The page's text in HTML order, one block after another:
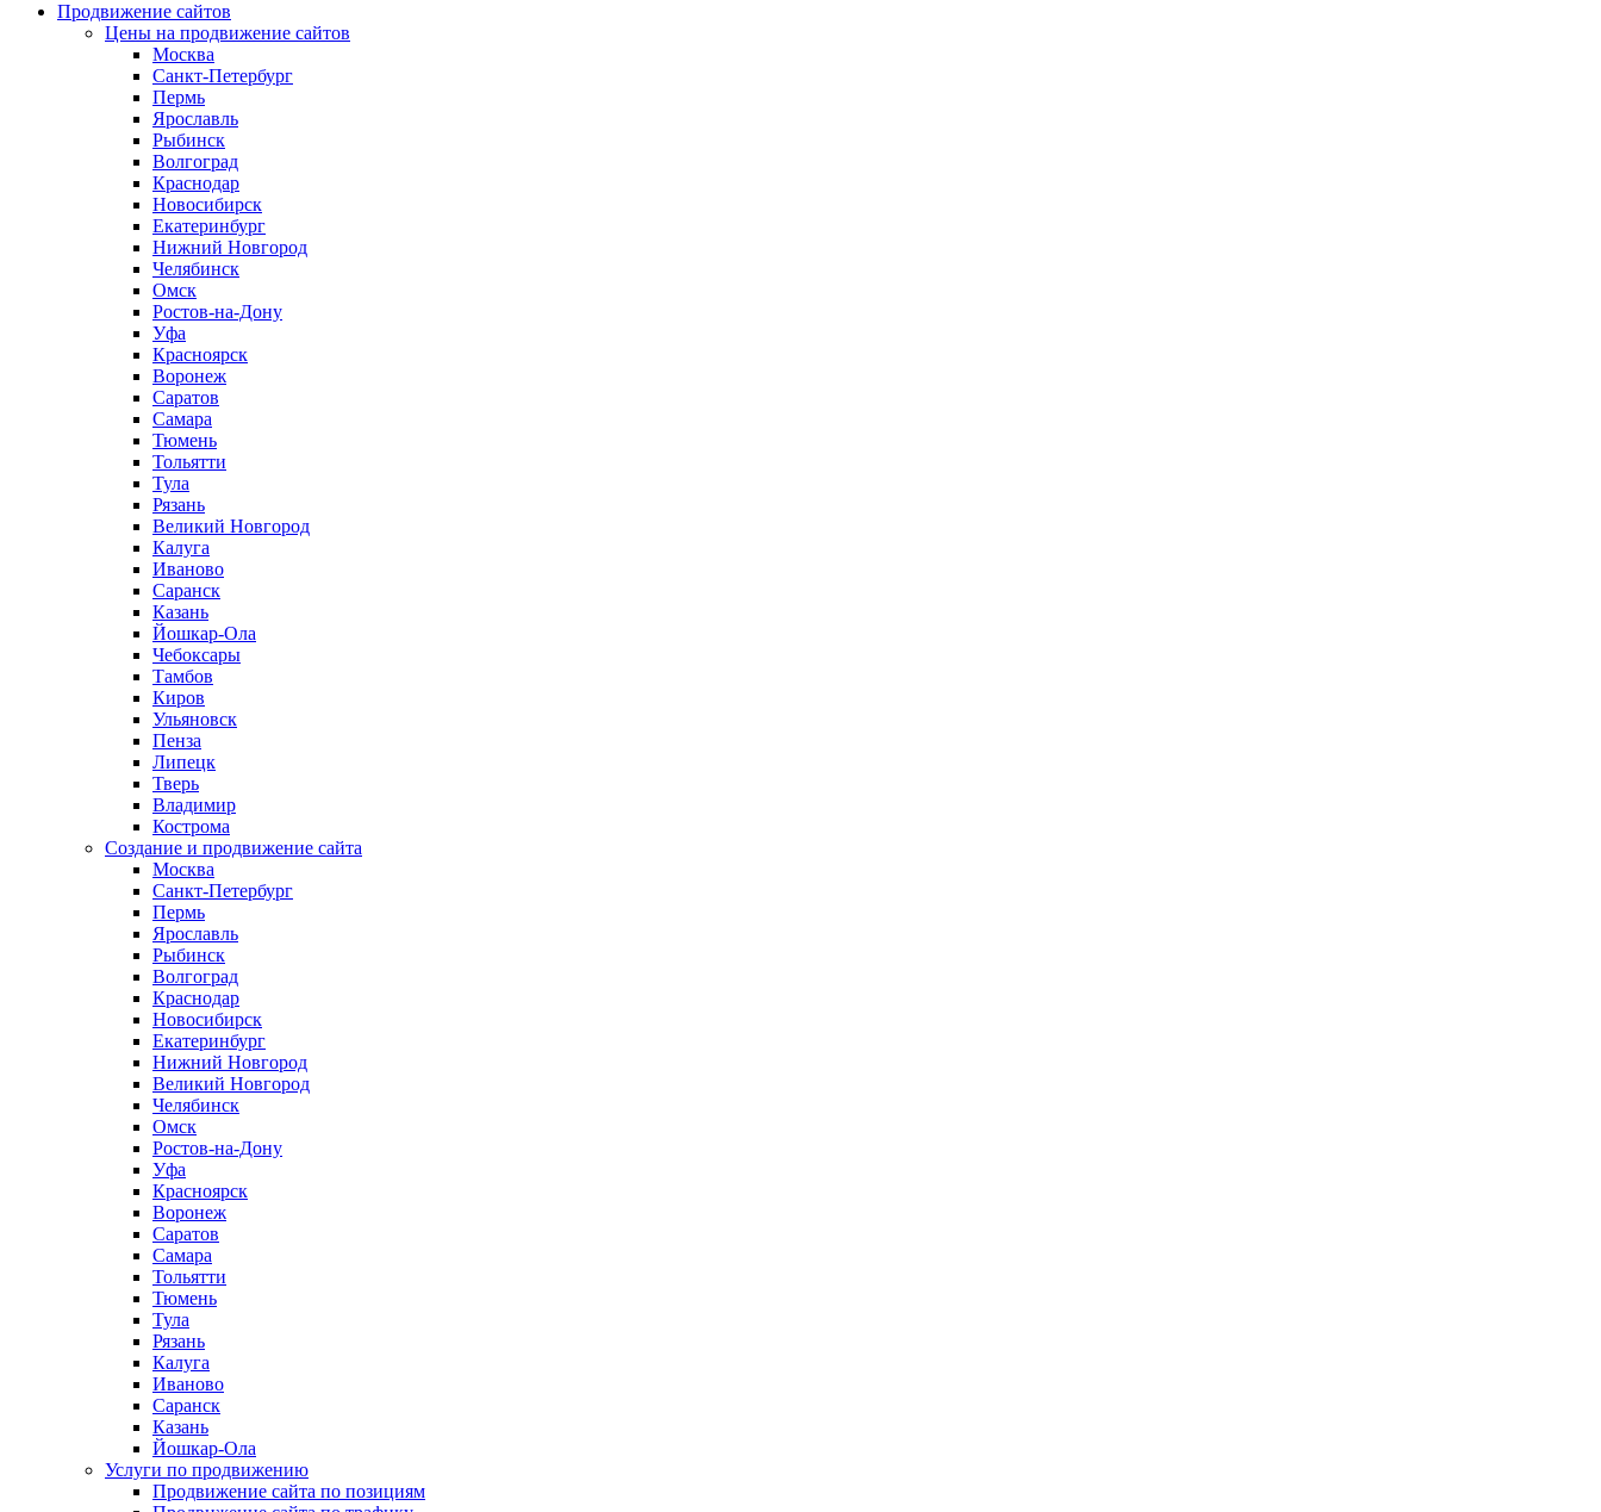
Продвижение сайтов
Цены на продвижение сайтов
Москва
Санкт-Петербург
Пермь
Ярославль
Рыбинск
Волгоград
Краснодар
Новосибирск
Екатеринбург
Нижний Новгород
Челябинск
Омск
Ростов-на-Дону
Уфа
Красноярск
Воронеж
Саратов
Самара
Тюмень
Тольятти
Тула
Рязань
Великий Новгород
Калуга
Иваново
Саранск
Казань
Йошкар-Ола
Чебоксары
Тамбов
Киров
Ульяновск
Пенза
Липецк
Тверь
Владимир
Кострома
Создание и продвижение сайта
Москва
Санкт-Петербург
Пермь
Ярославль
Рыбинск
Волгоград
Краснодар
Новосибирск
Екатеринбург
Нижний Новгород
Великий Новгород
Челябинск
Омск
Ростов-на-Дону
Уфа
Красноярск
Воронеж
Саратов
Самара
Тольятти
Тюмень
Тула
Рязань
Калуга
Иваново
Саранск
Казань
Йошкар-Ола
Услуги по продвижению
Продвижение сайта по позициям